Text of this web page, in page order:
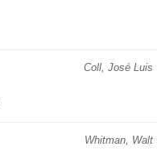
Coll, José Luis
Whitman, Walt